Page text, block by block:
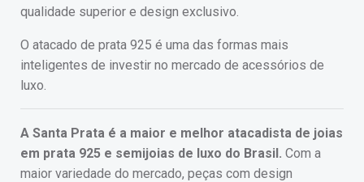
qualidade superior e design exclusivo.
O atacado de prata 925 é uma das formas mais
inteligentes de investir no mercado de acessórios de
luxo.
A Santa Prata é a maior e melhor atacadista de joias
em prata 925 e semijoias de luxo do Brasil. Com a
maior variedade do mercado, peças com design